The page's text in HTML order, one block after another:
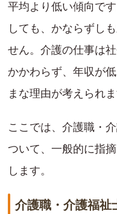
平均より低い傾向で
しても、かならずし
せん。介護の仕事は
かかわらず、年収が
まな理由が考えられま
ここでは、介護職・
ついて、一般的に指
します。
介護職・介護福祉